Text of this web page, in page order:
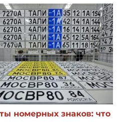
номерных знаков: что